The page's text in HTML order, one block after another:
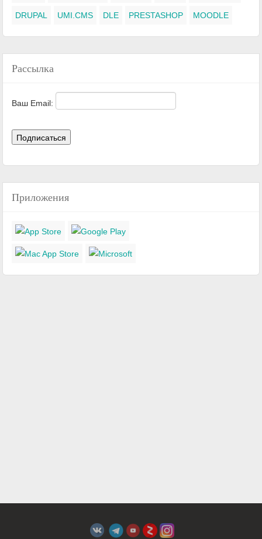
DRUPAL UMI.CMS DLE PRESTASHOP MOODLE
Рассылка
Ваш Email:
Приложения